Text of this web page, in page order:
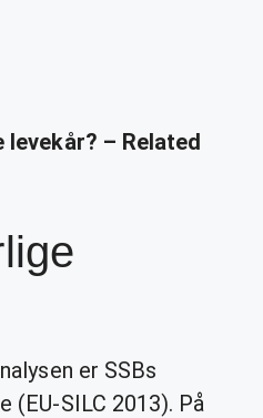
levekår? – Related
er SSBs
(EU-SILC 2013). På